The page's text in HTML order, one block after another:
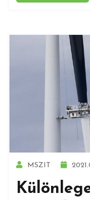
MSZIT